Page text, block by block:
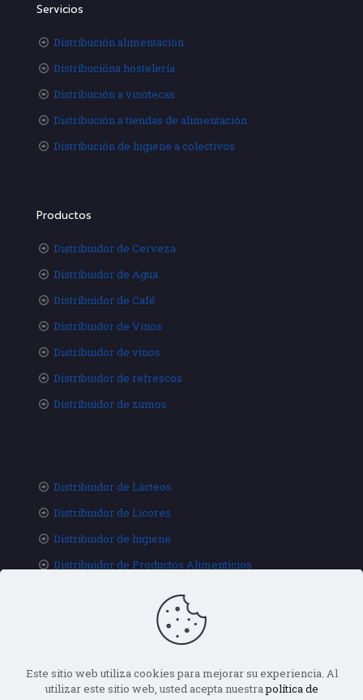
Servicios
Distribución alimentación
Distribucióna hostelería
Distribución a vinotecas
Distribución a tiendas de alimentación
Distribución de higiene a colectivos
Productos
Distribuidor de Cerveza
Distribuidor de Agua
Distribuidor de Café
Distribuidor de Vinos
Distribuidor de vinos
Distribuidor de refrescos
Distribuidor de zumos
Distribuidor de Lácteos
Distribuidor de Licores
Distribuidor de higiene
Distribuidor de Productos Alimenticios
Este sitio web utiliza cookies para mejorar su experiencia. Al
utilizar este sitio web, usted acepta nuestrapolítica de